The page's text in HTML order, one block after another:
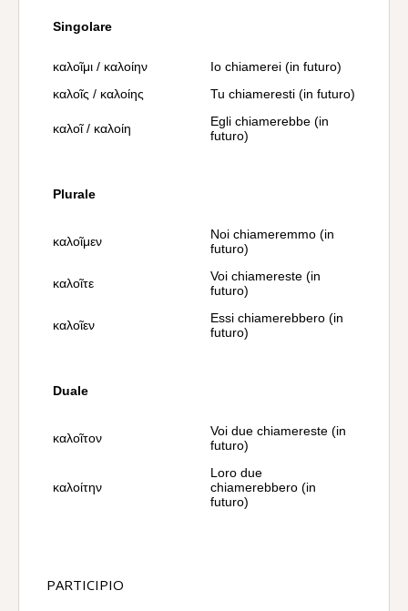
Singolare
καλοῖμι / καλοίην
Io chiamerei (in futuro)
καλοῖς / καλοίης
Tu chiameresti (in futuro)
καλοῖ / καλοίη
Egli chiamerebbe (in
futuro)
Plurale
καλοῖμεν
Noi chiameremmo (in
futuro)
καλοῖτε
Voi chiamereste (in
futuro)
καλοῖεν
Essi chiamerebbero (in
futuro)
Duale
καλοῖτον
Voi due chiamereste (in
futuro)
καλοίτην
Loro due
chiamerebbero (in
futuro)
PARTICIPIO